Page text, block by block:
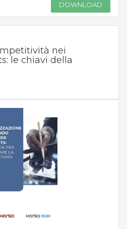
DOWNLOAD
nei
le chiavi della